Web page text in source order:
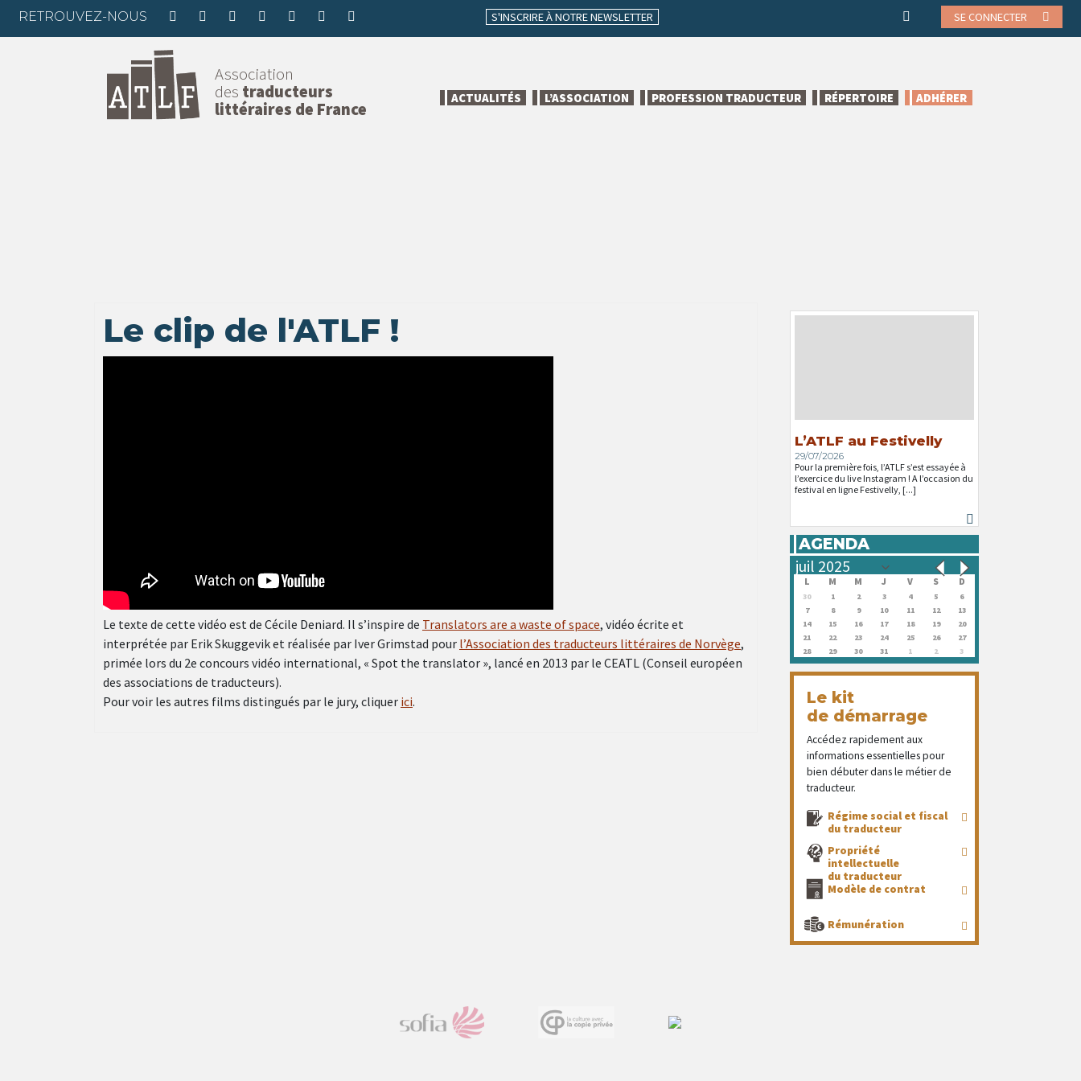
RETROUVEZ-NOUS S'INSCRIRE À NOTRE NEWSLETTER SE CONNECTER
Association
des traducteurs
littéraires de France
ACTUALITÉS L’ASSOCIATION PROFESSION TRADUCTEUR RÉPERTOIRE ADHÉRER
Le clip de l'ATLF !
Le texte de cette vidéo est de Cécile Deniard. Il s’inspire de Translators are a waste of space, vidéo écrite et
interprétée par Erik Skuggevik et réalisée par Iver Grimstad pour l’Association des traducteurs littéraires de Norvège,
primée lors du 2e concours vidéo international, « Spot the translator », lancé en 2013 par le CEATL (Conseil européen
des associations de traducteurs).
Pour voir les autres films distingués par le jury, cliquer ici.
L’ATLF au Festivelly
29/07/2026
Pour la première fois, l’ATLF s’est essayée à
l’exercice du live Instagram ! A l’occasion du
festival en ligne Festivelly, [...]
AGENDA
L M M J V S D
30 1 2 3 4 5
6
7
8 9 10 11 12
13
14
15 16 17 18 19
20
21
22 23 24 25 26
27
28
29 30 31 1 2 3
Le kit
de démarrage
Accédez rapidement aux
informations essentielles pour
bien débuter dans le métier de
traducteur.
Régime social et fiscal
du traducteur
Propriété
intellectuelle
du traducteur
Modèle de contrat
Rémunération